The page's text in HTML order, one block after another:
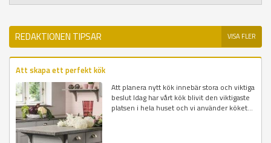
REDAKTIONEN TIPSAR VISA FLER
Att skapa ett perfekt kök
Att planera nytt kök innebär stora och viktiga
beslut Idag har vårt kök blivit den viktigaste
platsen i hela huset och vi använder köket...